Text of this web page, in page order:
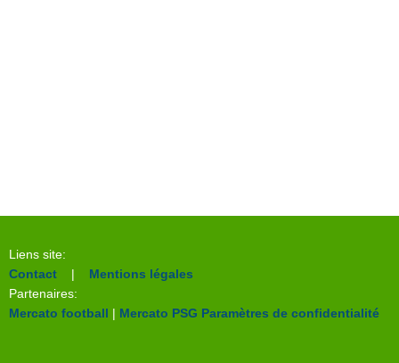
Liens site:
Contact | Mentions légales
Partenaires:
Mercato football | Mercato PSG Paramètres de confidentialité